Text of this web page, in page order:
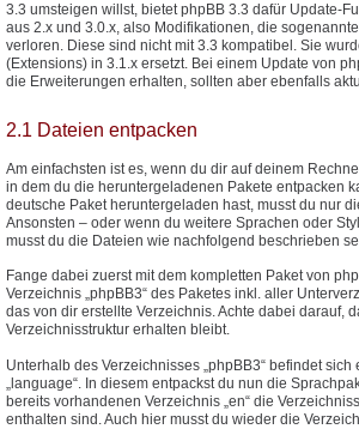
3.3 umsteigen willst, bietet phpBB 3.3 dafür Update-
aus 2.x und 3.0.x, also Modifikationen, die
verloren. Diese sind nicht mit 3.3 kompatibel. Sie
(Extensions) in 3.1.x ersetzt. Bei einem Update von
die Erweiterungen erhalten, sollten aber ebenfalls
2.1 Dateien entpacken
Am einfachsten ist es, wenn du dir auf deinem
in dem du die heruntergeladenen Pakete entpacken
deutsche Paket heruntergeladen hast, musst du nur
Ansonsten – oder wenn du weitere Sprachen oder
musst du die Dateien wie nachfolgend beschrieben
Fange dabei zuerst mit dem kompletten Paket von
Verzeichnis „phpBB3“ des Paketes inkl. aller
das von dir erstellte Verzeichnis. Achte dabei darauf,
Verzeichnisstruktur erhalten bleibt.
Unterhalb des Verzeichnisses „phpBB3“ befindet sich
„language“. In diesem entpackst du nun die
bereits vorhandenen Verzeichnis „en“ die
enthalten sind. Auch hier musst du wieder die